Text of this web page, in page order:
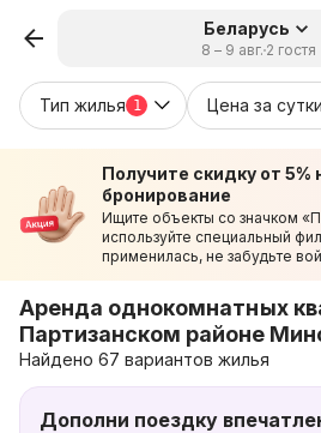
Беларусь
8 – 9 авг. 2 гостя
Тип жилья 1 Цена за сутки
Получите скидку от 5%
бронирование
Ищите объекты со значком
используйте специальный
применилась, не забудьте
Аренда однокомнатных
Партизанском районе
Найдено 67 вариантов жилья
Дополни поездку